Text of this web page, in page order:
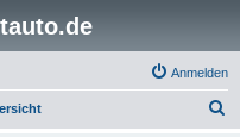
Anmelden